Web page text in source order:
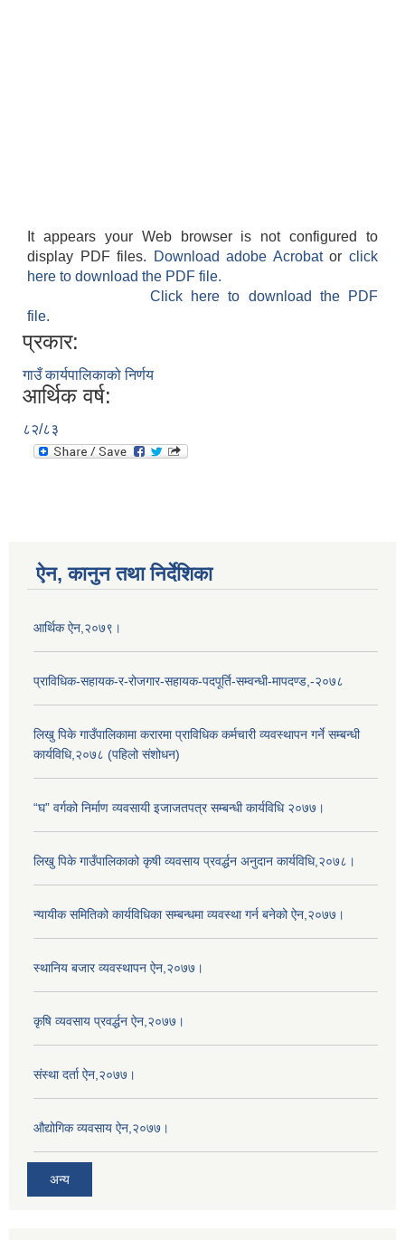
It appears your Web browser is not configured to
display PDF files.
Download adobe Acrobatorclick
here to download the PDF file.
Click here to download the PDF
file.
प्रकार:
गाउँ कार्यपालिकाको निर्णय
आर्थिक वर्ष:
८२/८३
ऐन, कानुन तथा निर्देशिका
आर्थिक ऐन,२०७९।
प्राविधिक-सहायक-र-रोजगार-सहायक-पदपूर्ति-सम्वन्धी-मापदण्ड,-२०७८
लिखु पिके गाउँपालिकामा करारमा प्राविधिक कर्मचारी व्यवस्थापन गर्ने सम्बन्धी
कार्यविधि,२०७८ (पहिलो संशोधन)
“घ” वर्गको निर्माण व्यवसायी इजाजतपत्र सम्बन्धी कार्यविधि २०७७।
लिखु पिके गाउँपालिकाको कृषी व्यवसाय प्रवर्द्धन अनुदान कार्यविधि,२०७८।
न्यायीक समितिको कार्यविधिका सम्बन्धमा व्यवस्था गर्न बनेको ऐन,२०७७।
स्थानिय बजार व्यवस्थापन ऐन,२०७७।
कृषि व्यवसाय प्रवर्द्धन ऐन,२०७७।
संस्था दर्ता ऐन,२०७७।
औद्योगिक व्यवसाय ऐन,२०७७।
अन्य